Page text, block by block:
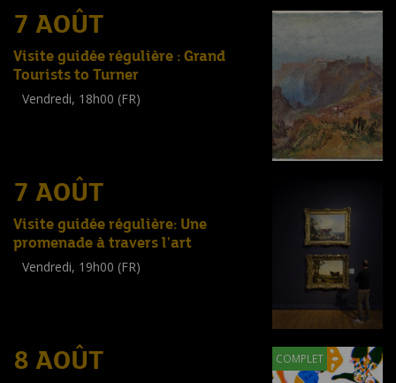
7 AOÛT
Visite guidée régulière : Grand
Tourists to Turner
Vendredi, 18h00 (FR)
7 AOÛT
Visite guidée régulière: Une
promenade à travers l'art
Vendredi, 19h00 (FR)
8 AOÛT COMPLET